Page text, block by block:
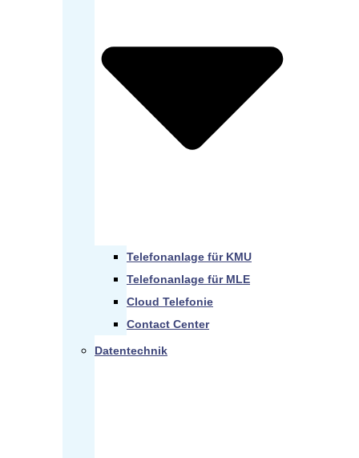
Telefonanlage für KMU
Telefonanlage für MLE
Cloud Telefonie
Contact Center
Datentechnik